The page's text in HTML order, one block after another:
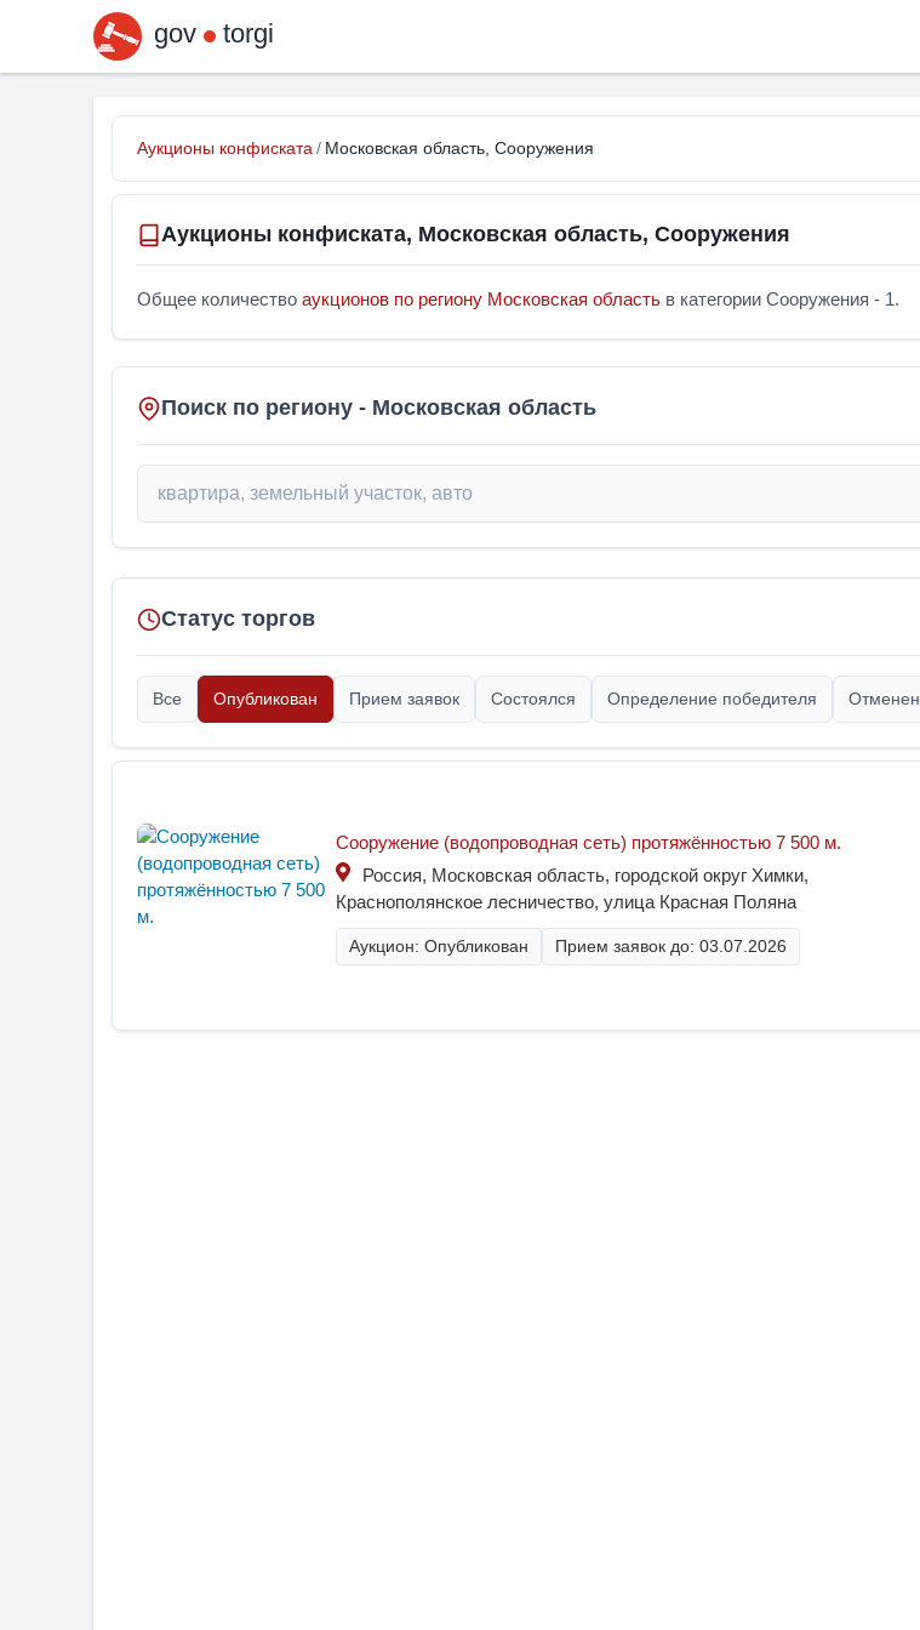
gov torgi
Аукционы конфиската / Московская область, Сооружения
Аукционы конфиската, Московская область, Сооружения
Общее количество аукционов по региону Московская область в категории Сооружения - 1.
Поиск по региону - Московская область
Статус торгов
Все Опубликован Прием заявок Состоялся Определение победителя Отменен
Сооружение (водопроводная сеть) протяжённостью 7 500 м.
Россия, Московская область, городской округ Химки,
Краснополянское лесничество, улица Красная Поляна
Аукцион: Опубликован Прием заявок до: 03.07.2026